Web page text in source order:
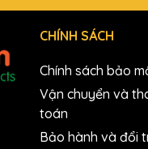
CHÍNH SÁCH
Chính sách bảo
Vận chuyển và
toán
Bảo hành và đổi